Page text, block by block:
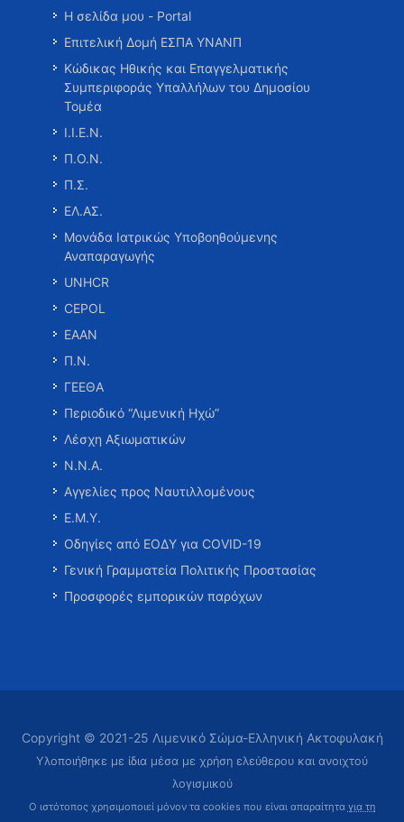
Η σελίδα μου - Portal
Επιτελική Δομή ΕΣΠΑ ΥΝΑΝΠ
Κώδικας Ηθικής και Επαγγελματικής
Συμπεριφοράς Υπαλλήλων του Δημοσίου
Τομέα
Ι.Ι.Ε.Ν.
Π.Ο.Ν.
Π.Σ.
ΕΛ.ΑΣ.
Μονάδα Ιατρικώς Υποβοηθούμενης
Αναπαραγωγής
UNHCR
CEPOL
ΕΑΑΝ
Π.Ν.
ΓΕΕΘΑ
Περιοδικό “Λιμενική Ηχώ”
Λέσχη Αξιωματικών
Ν.Ν.Α.
Αγγελίες προς Ναυτιλλομένους
Ε.Μ.Υ.
Οδηγίες από ΕΟΔΥ για COVID-19
Γενική Γραμματεία Πολιτικής Προστασίας
Προσφορές εμπορικών παρόχων
Copyright © 2021-25 Λιμενικό Σώμα-Ελληνική Ακτοφυλακή
Υλοποιήθηκε με ίδια μέσα με χρήση ελεύθερου και ανοιχτού
λογισμικού
Ο ιστότοπος χρησιμοποιεί μόνον τα cookies που είναι απαραίτητα για τη